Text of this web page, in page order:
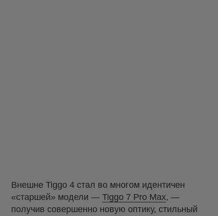
Внешне Tiggo 4 стал во многом идентичен
«старшей» модели — Tiggo 7 Pro Max, —
получив совершенно новую оптику, стильный